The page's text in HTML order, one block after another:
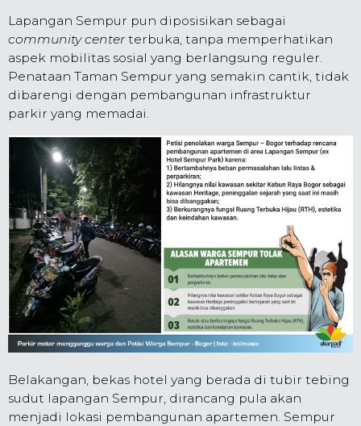
Lapangan Sempur pun diposisikan sebagai
community centerterbuka, tanpa memperhatikan
aspek mobilitas sosial yang berlangsung reguler.
Penataan Taman Sempur yang semakin cantik, tidak
dibarengi dengan pembangunan infrastruktur
parkir yang memadai.
Belakangan, bekas hotel yang berada di tubir tebing
sudut lapangan Sempur, dirancang pula akan
menjadi lokasi pembangunan apartemen. Sempur